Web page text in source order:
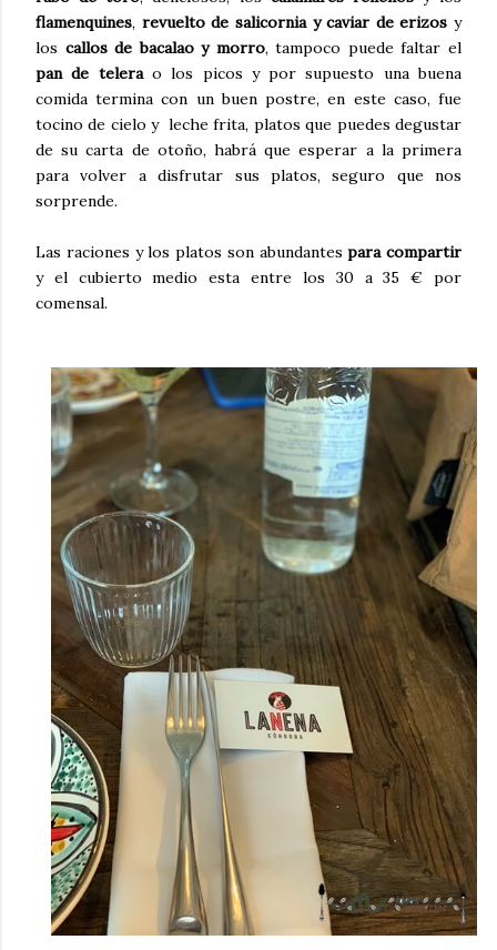
flamenquines, revuelto de salicornia y caviar de erizos y
los callos de bacalao y morro, tampoco puede faltar el
pan de telerao los picos y por supuesto una buena
comida termina con un buen postre, en este caso, fue
tocino de cielo y leche frita, platos que puedes degustar
de su carta de otoño, habrá que esperar a la primera
para volver a disfrutar sus platos, seguro que nos
sorprende.
Las raciones y los platos son abundantespara compartir
y el cubierto medio esta entre los 30 a 35 € por
comensal.